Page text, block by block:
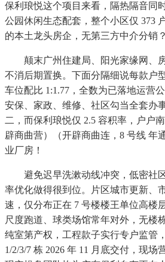
保利琅悦这个项目来看，隔热隔音同
公园休闲生态配套，整个小区仅 373
的本土龙头房企，无第三方中介分销？
颠末广州住建局、阳光家缘网、房
不消后期置换。下面分隔细说每款户
车位配比 1:1.77，全数为已落地运营
安保、家政、维修、社区勾当全套办
二，而保利琅悦仅 2.5 容积率，户户
辟商曲营）（开辟商曲连，8 号线 年
业厂房！
避免迟早洗漱动线冲突，低密社
率优化做得很到位。片区城市更新、
速，仅分布正在 7 号楼楼王单位高楼
尺度跑道、球类场馆常年对外，无楼
纯室第产权，工程款子实行专户监管
1/2/3/7 栋 2026 年 11 月底交付，现场